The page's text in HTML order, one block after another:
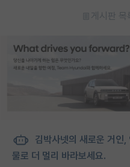
게시판 목
김박사넷의 새로운 거인
물로 더 멀리 바라보세요.